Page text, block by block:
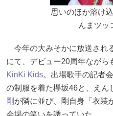
思いのほか溶け
んまツッ
今年の大みそかに放送され
にて、デビュー20周年ながら
KinKi Kids。出場歌手の記者
の制服を着た欅坂46と、えん
剛 が隣に並び、剛自身「衣装
会場の笑いを誘っていた。